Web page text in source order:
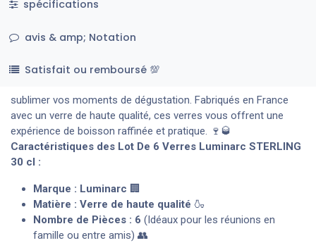
spécifications
avis & amp; Notation
Satisfait ou remboursé 💯
sublimer vos moments de dégustation. Fabriqués en France
avec un verre de haute qualité, ces verres vous offrent une
expérience de boisson raffinée et pratique. 🍷🥃
Caractéristiques des Lot De 6 Verres Luminarc STERLING
30 cl :
Marque : Luminarc 🏢
Matière : Verre de haute qualité 🍶
Nombre de Pièces : 6 (Idéaux pour les réunions en
famille ou entre amis) 👥